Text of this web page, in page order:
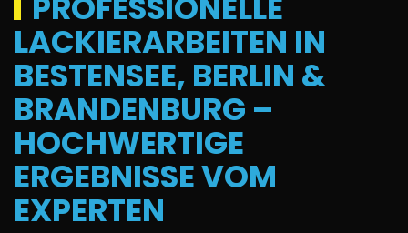
LACKIERARBEITEN IN
BESTENSEE, BERLIN &
BRANDENBURG –
HOCHWERTIGE
ERGEBNISSE VOM
EXPERTEN